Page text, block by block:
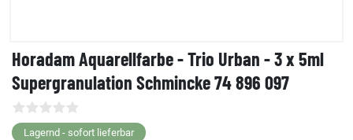
Horadam Aquarellfarbe - Trio Urban - 3 x 5ml
Supergranulation Schmincke 74 896 097
Lagernd - sofort lieferbar